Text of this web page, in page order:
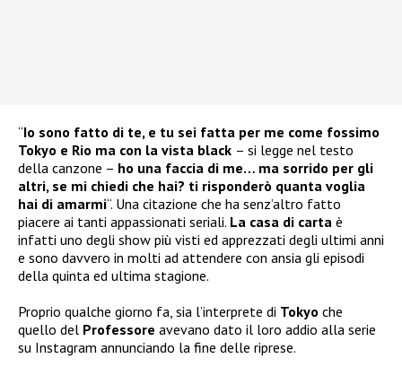
“Io sono fatto di te, e tu sei fatta per me come fossimo
Tokyo e Rio ma con la vista black – si legge nel testo
della canzone – ho una faccia di me… ma sorrido per gli
altri, se mi chiedi che hai? ti risponderò quanta voglia
hai di amarmi“. Una citazione che ha senz’altro fatto
piacere ai tanti appassionati seriali. La casa di carta è
infatti uno degli show più visti ed apprezzati degli ultimi anni
e sono davvero in molti ad attendere con ansia gli episodi
della quinta ed ultima stagione.
Proprio qualche giorno fa, sia l’interprete di Tokyo che
quello del Professore avevano dato il loro addio alla serie
su Instagram annunciando la fine delle riprese.